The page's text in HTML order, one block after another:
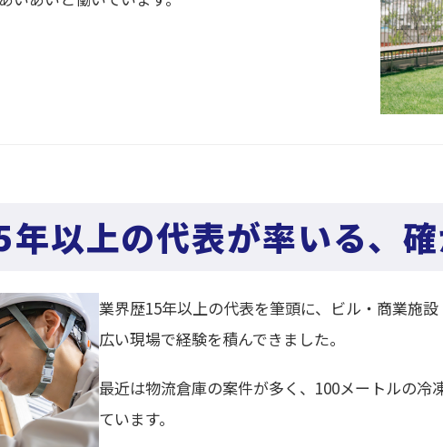
以上の代表が率いる、
業界歴15年以上の代表を筆頭に、ビル・商業施
広い現場で経験を積んできました。
最近は物流倉庫の案件が多く、100メートルの
ています。